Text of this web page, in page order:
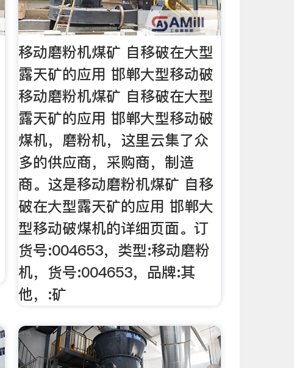
移动磨粉机煤矿 自移破在大型
露天矿的应用 邯郸大型移动破
移动磨粉机煤矿 自移破在大型
露天矿的应用 邯郸大型移动破
煤机，磨粉机，这里云集了众
多的供应商，采购商，制造
商。这是移动磨粉机煤矿 自移
破在大型露天矿的应用 邯郸大
型移动破煤机的详细页面。订
货号:004653，类型:移动磨粉
机，货号:004653，品牌:其
他，:矿